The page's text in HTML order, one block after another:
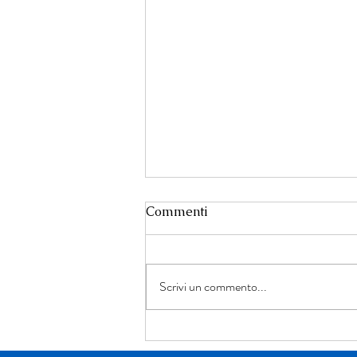
narrativa e ricerca della
Commenti
Scrivi un commento...